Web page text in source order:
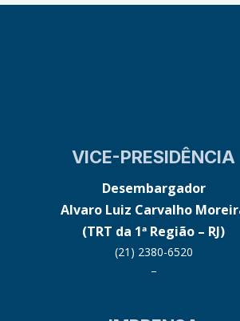
VICE-PRESIDÊNCIA
Desembargador
Alvaro Luiz Carvalho
(TRT da 1ª Região – RJ)
(21) 2380-6520
–